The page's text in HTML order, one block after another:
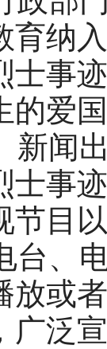
育纳
士事
的爱
新闻
士事
节目
台、
放或
广泛